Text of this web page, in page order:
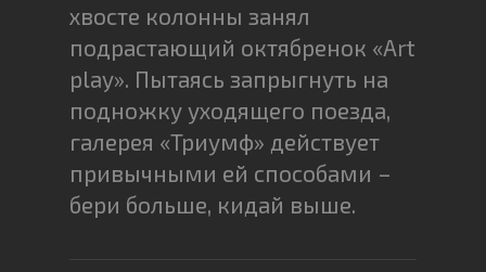
хвосте колонны занял
подрастающий октябренок «Art
play». Пытаясь запрыгнуть на
подножку уходящего поезда,
галерея «Триумф» действует
привычными ей способами –
бери больше, кидай выше.